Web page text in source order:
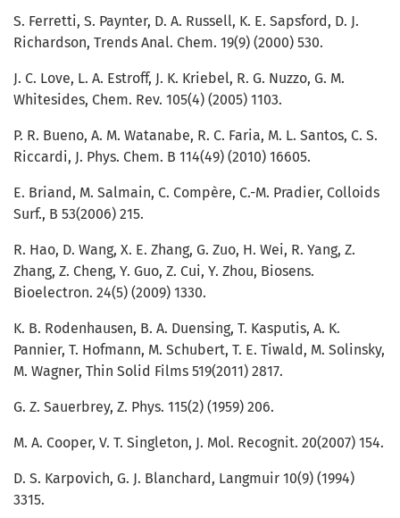
S. Ferretti, S. Paynter, D. A. Russell, K. E. Sapsford, D. J.
Richardson, Trends Anal. Chem. 19(9) (2000) 530.
J. C. Love, L. A. Estroff, J. K. Kriebel, R. G. Nuzzo, G. M.
Whitesides, Chem. Rev. 105(4) (2005) 1103.
P. R. Bueno, A. M. Watanabe, R. C. Faria, M. L. Santos, C. S.
Riccardi, J. Phys. Chem. B 114(49) (2010) 16605.
E. Briand, M. Salmain, C. Compère, C.-M. Pradier, Colloids
Surf., B 53(2006) 215.
R. Hao, D. Wang, X. E. Zhang, G. Zuo, H. Wei, R. Yang, Z.
Zhang, Z. Cheng, Y. Guo, Z. Cui, Y. Zhou, Biosens.
Bioelectron. 24(5) (2009) 1330.
K. B. Rodenhausen, B. A. Duensing, T. Kasputis, A. K.
Pannier, T. Hofmann, M. Schubert, T. E. Tiwald, M. Solinsky,
M. Wagner, Thin Solid Films 519(2011) 2817.
G. Z. Sauerbrey, Z. Phys. 115(2) (1959) 206.
M. A. Cooper, V. T. Singleton, J. Mol. Recognit. 20(2007) 154.
D. S. Karpovich, G. J. Blanchard, Langmuir 10(9) (1994)
3315.